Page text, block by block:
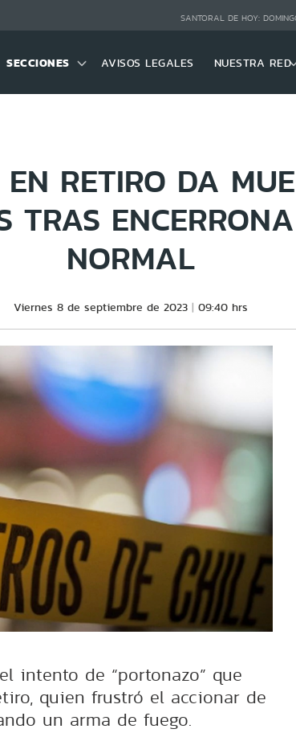
SANTORAL DE HOY:
SECCIONES AVISOS LEGALES NUESTRA RED
RETIRO DA
TRAS
NORMAL
Viernes 8 de septiembre de 2023 09:40 hrs
intento de “portonazo” que
quien frustró el accionar de
un arma de fuego.